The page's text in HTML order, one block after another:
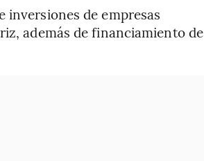
inversiones de empresas
además de financiamiento de